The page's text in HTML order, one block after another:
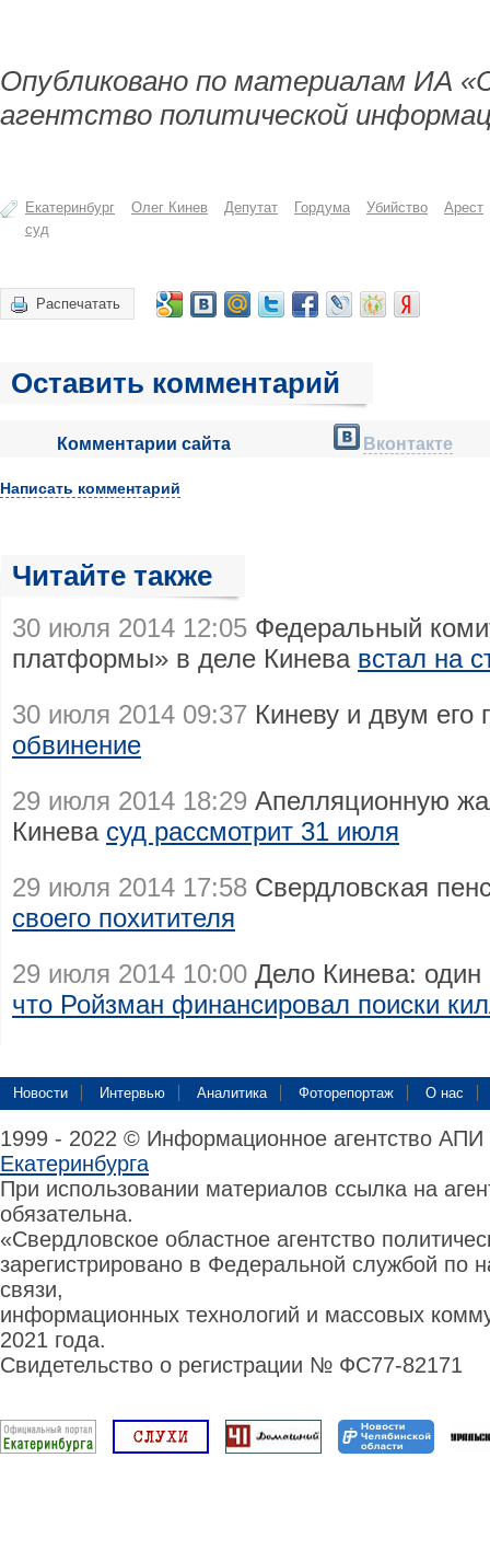
Опубликовано по материалам ИА
агентство политической
Екатеринбург Олег Кинев Депутат Гордума Убийство
Арест
суд
Распечатать
Оставить комментарий
Комментарии сайта Вконтакте
Написать комментарий
Читайте также
30 июля 2014 12:05 Федеральный
платформы» в деле Кинева встал на
30 июля 2014 09:37 Киневу и двум
обвинение
29 июля 2014 18:29 Апелляционную
Кинева суд рассмотрит 31 июля
29 июля 2014 17:58 Свердловская
своего похитителя
29 июля 2014 10:00 Дело Кинева: один
что Ройзман финансировал поиски
Новости Интервью Аналитика Фоторепортаж О нас
1999 - 2022 © Информационное агентство
Екатеринбурга
При использовании материалов ссылка на
обязательна.
«Свердловское областное агентство
зарегистрировано в Федеральной службой по
связи,
информационных технологий и массовых
2021 года.
Свидетельство о регистрации № ФС77-82171